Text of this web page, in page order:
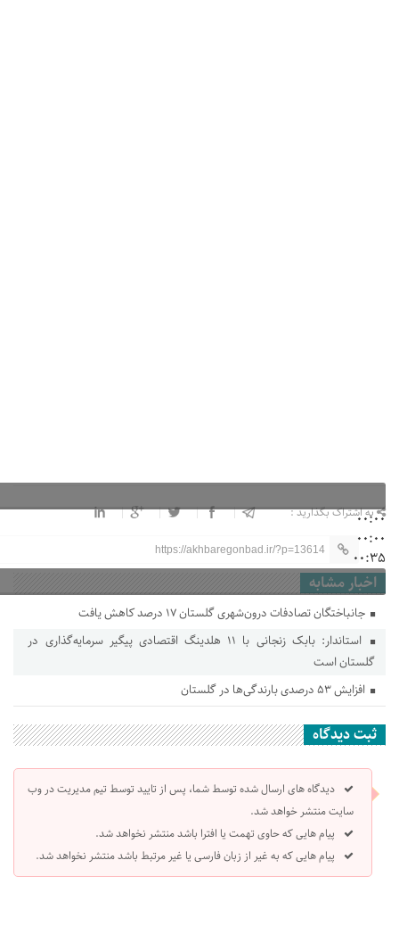
00:00
00:00
00:35
به اشتراک بگذارید :
https://akhbaregonbad.ir/?p=13614
اخبار مشابه
جانباختگان تصادفات درون‌شهری گلستان ۱۷ درصد کاهش یافت
استاندار: بابک زنجانی با ۱۱ هلدینگ اقتصادی پیگیر سرمایه‌گذاری در
گلستان است
افزایش ۵۳ درصدی بارندگی‌ها در گلستان
ثبت دیدگاه
دیدگاه های ارسال شده توسط شما، پس از تایید توسط تیم مدیریت در وب
سایت منتشر خواهد شد.
پیام هایی که حاوی تهمت یا افترا باشد منتشر نخواهد شد.
پیام هایی که به غیر از زبان فارسی یا غیر مرتبط باشد منتشر نخواهد شد.